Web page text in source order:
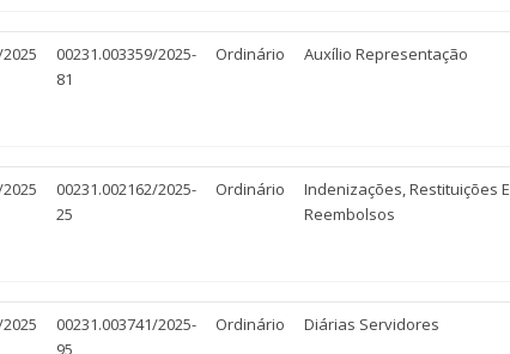
00231.003359/2025-
81
Ordinário Auxílio Representação
00231.002162/2025-
25
Ordinário
Indenizações, Restituições E
Reembolsos
00231.003741/2025-
95
Ordinário Diárias Servidores